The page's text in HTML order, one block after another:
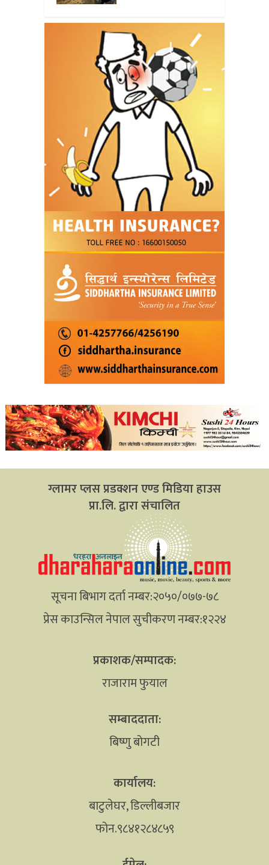
ग्लामर प्लस प्रडक्शन एण्ड मिडिया हाउस
प्रा.लि. द्वारा संचालित
सूचना बिभाग दर्ता नम्बर:२०५०/०७७-७८
प्रेस काउन्सिल नेपाल सुचीकरण नम्बर:१२२४
प्रकाशक/सम्पादक:
राजाराम फुयाल
सम्बाददाता:
बिष्णु बोगटी
कार्यालय:
बाटुलेघर, डिल्लीबजार
फोन.९८४१२८४८५९